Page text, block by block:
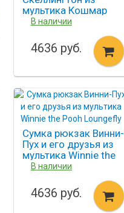
мультика Кошмар
перед Рождеством
Nightmare Before
Christmas Loungefly
В наличии
4636 руб.
Сумка рюкзак Винни-
Пух и его друзья из
мультика Winnie the
Pooh Loungefly
В наличии
4636 руб.